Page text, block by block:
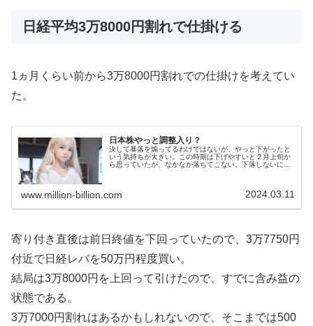
日経平均3万8000円割れで仕掛ける
1ヵ月くらい前から3万8000円割れでの仕掛けを考えてい
た。
日本株やっと調整入り？
決して暴落を煽ってるわけではないが、やっと下がったと
いう気持ちが大きい。この時期は下げやすいと２月上旬か
ら思っていたが、なかなか落ちてこない。下落しないに越
www.million-billion.com 2024.03.11
寄り付き直後は前日終値を下回っていたので、3万7750円
付近で日経レバを50万円程度買い。
結局は3万8000円を上回って引けたので、すでに含み益の
状態である。
3万7000円割れはあるかもしれないので、そこまでは500